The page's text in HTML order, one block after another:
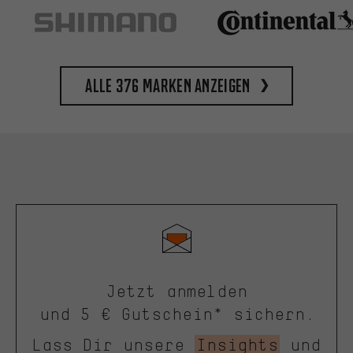
Alle 376 Marken anzeigen
Jetzt anmelden
und 5 € Gutschein* sichern.
Lass Dir unsere
Insights und